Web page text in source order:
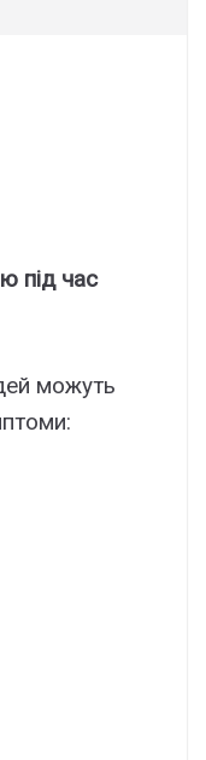
під час
можуть